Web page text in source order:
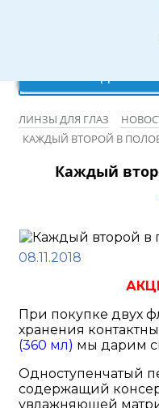
Режим работы: 10:00-
Записаться на бесплатную
ЛИНЗЫ ДЛЯ ГЛАЗ
КАЖДЫЙ ВТОРОЙ В
Каждый
08.11.2018
При покупке двух
хранения
(360 мл) мы дарим
Одноступенчатый
содержащий
увлажняющей